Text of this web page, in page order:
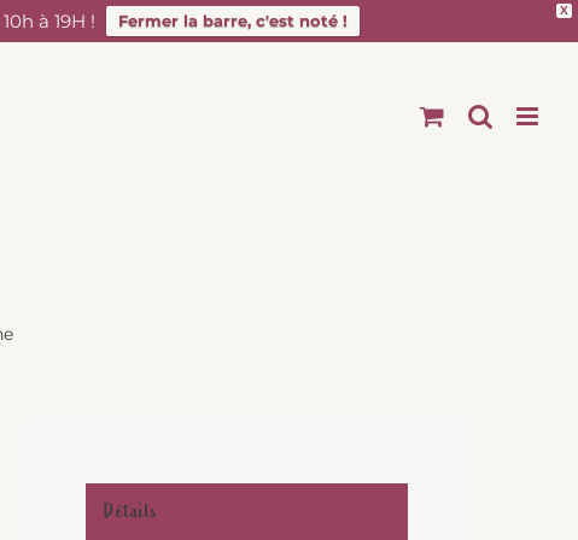
X
à 19H ! Fermer la barre, c'est noté !
Détails